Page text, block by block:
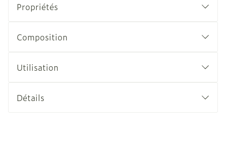
Propriétés
Composition
Utilisation
Détails